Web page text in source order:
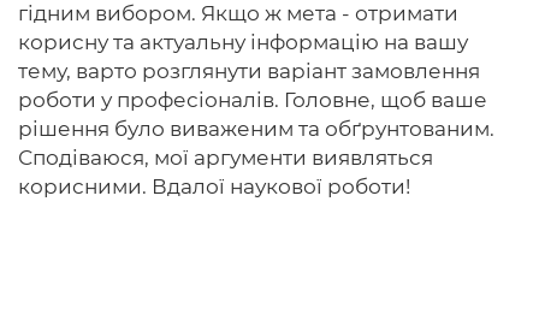
гідним вибором. Якщо ж мета - отримати
корисну та актуальну інформацію на вашу
тему, варто розглянути варіант замовлення
роботи у професіоналів. Головне, щоб ваше
рішення було виваженим та обґрунтованим.
Сподіваюся, мої аргументи виявляться
корисними. Вдалої наукової роботи!